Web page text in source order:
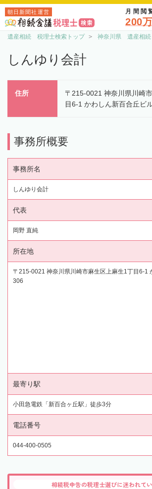
朝日新聞社運営 月間閲
200万
遺産相続 税理士検索トップ 神奈川県 遺産相
しんゆり会計
住所
〒215-0021 神奈川県川崎
目6-1 かわしん新百合丘ビ
事務所概要
事務所名
しんゆり会計
代表
岡野 直純
所在地
〒215-0021 神奈川県川崎市麻生区上麻生1丁目6-1
306
最寄り駅
小田急電鉄「新百合ヶ丘駅」徒歩3分
電話番号
044-400-0505
相続税申告の税理士選びに迷われて